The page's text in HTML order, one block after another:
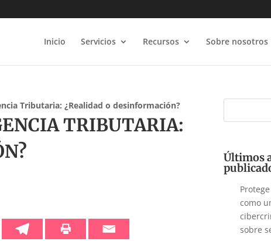
Inicio Servicios Recursos Sobre nosotros
Tributaria: ¿Realidad o desinformación?
TRIBUTARIA:
Últimos
como
sobre